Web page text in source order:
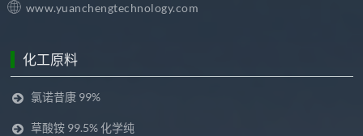
www.yuanchengtechnology.com
化工原料
氯诺昔康 99%
草酸铵 99.5% 化学纯